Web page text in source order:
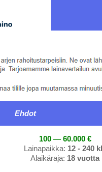
Ehdot
100 — 60.000 €
Lainapaikka: 12 - 240
Alaikäraja: 18 vuotta